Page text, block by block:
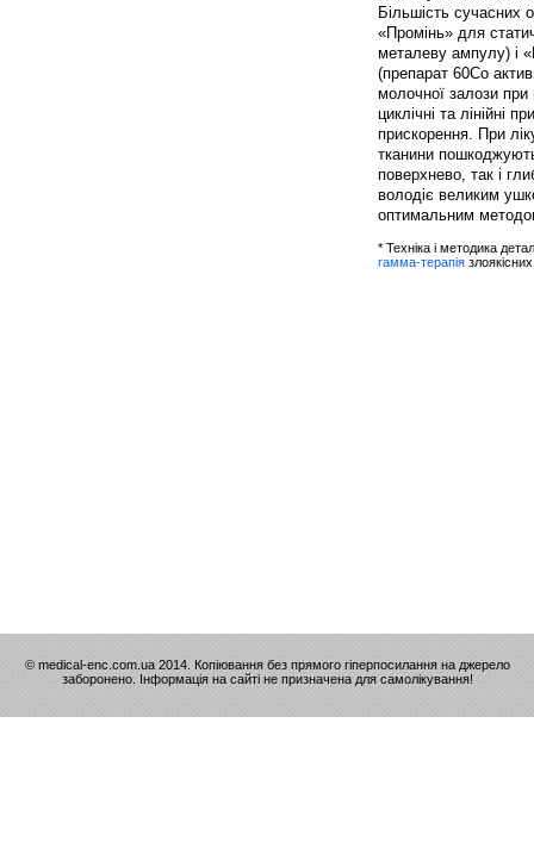
Більшість сучасних
«Промінь» для
металеву ампулу) і
(препарат 60Со
молочної залози
циклічні та лінійні
прискорення. При
тканини
поверхнево, так і
володіє великим
оптимальним
* Техніка і методика
гамма-терапія
© medical-enc.com.ua 2014. Копіювання без прямого гіперпосилання на джерело
заборонено. Інформація на сайті не призначена для самолікування!